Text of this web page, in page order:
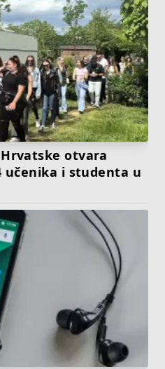
otvara
učenika i studenta u